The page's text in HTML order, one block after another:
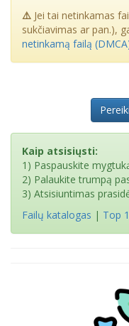
⚠️ Jei tai netinkamas
sukčiavimas ar pan.),
netinkamą failą
Kaip atsisiųsti:
1) Paspauskite
2) Palaukite trumpą
3) Atsisiuntimas
Failų katalogas | Top